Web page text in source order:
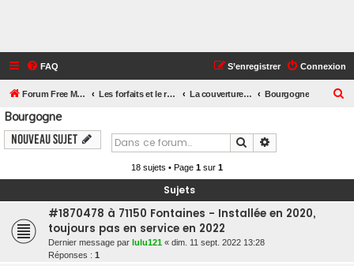
FAQ Connexion
S’enregistrer
Forum Free Mobile Les forfaits et le réseau Free Mobile La couverture Free Mobile près de chez vous Bourgogne
Bourgogne
Nouveau sujet Rechercher
18 sujets • Page 1 sur 1
Sujets
#1870478 à 71150 Fontaines - Installée en 2020,
toujours pas en service en 2022
Dernier message par lulu121 « dim. 11 sept. 2022 13:28
Réponses : 1